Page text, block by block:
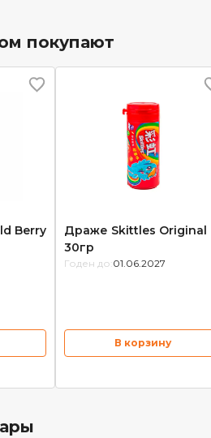
покупают
Berry
Драже Skittles Original
30гр
Годен до: 01.06.2027
В корзину